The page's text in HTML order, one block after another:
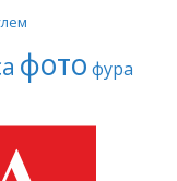
фото фура